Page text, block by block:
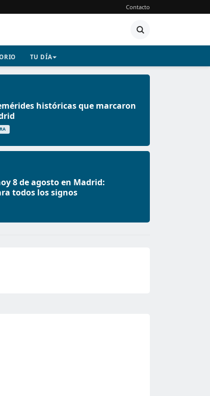
Contacto
TU DÍA
históricas que marcaron
8 de agosto en Madrid:
todos los signos